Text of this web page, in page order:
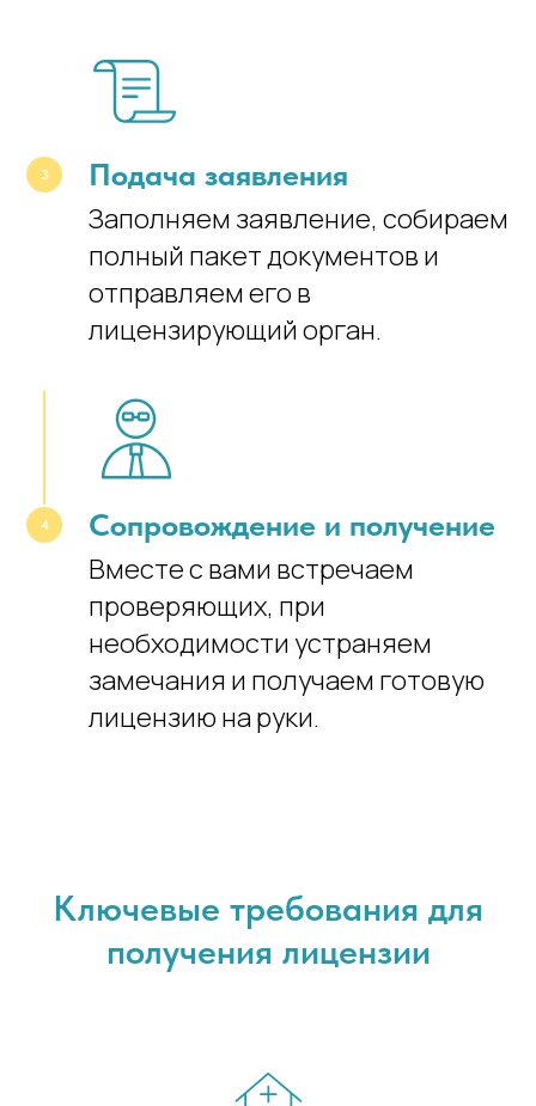
Подача заявления
Заполняем заявление, собираем
полный пакет документов и
отправляем его в
лицензирующий орган.
Сопровождение и получение
Вместе с вами встречаем
проверяющих, при
необходимости устраняем
замечания и получаем готовую
лицензию на руки.
Ключевые требования для
получения лицензии